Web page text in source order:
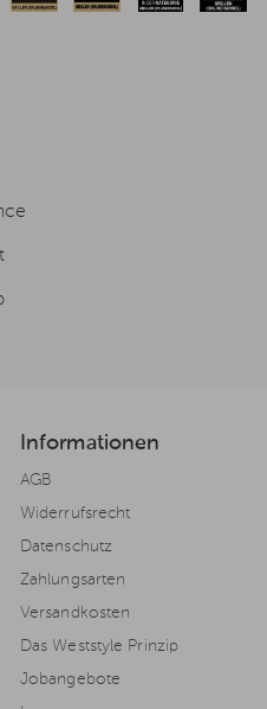
Informationen
AGB
Widerrufsrecht
Datenschutz
Zahlungsarten
Versandkosten
Das Weststyle Prinzip
Jobangebote